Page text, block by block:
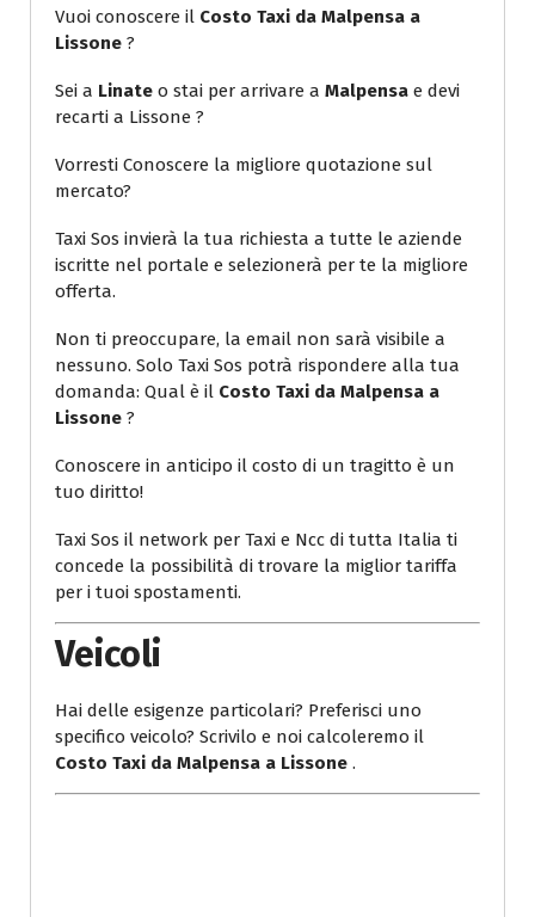
Vuoi conoscere il Costo Taxi da Malpensa a
Lissone ?
Sei a Linate o stai per arrivare a Malpensa e devi
recarti a Lissone ?
Vorresti Conoscere la migliore quotazione sul
mercato?
Taxi Sos invierà la tua richiesta a tutte le aziende
iscritte nel portale e selezionerà per te la migliore
offerta.
Non ti preoccupare, la email non sarà visibile a
nessuno. Solo Taxi Sos potrà rispondere alla tua
domanda: Qual è il Costo Taxi da Malpensa a
Lissone ?
Conoscere in anticipo il costo di un tragitto è un
tuo diritto!
Taxi Sos il network per Taxi e Ncc di tutta Italia ti
concede la possibilità di trovare la miglior tariffa
per i tuoi spostamenti.
Veicoli
Hai delle esigenze particolari? Preferisci uno
specifico veicolo? Scrivilo e noi calcoleremo il
Costo Taxi da Malpensa a Lissone .